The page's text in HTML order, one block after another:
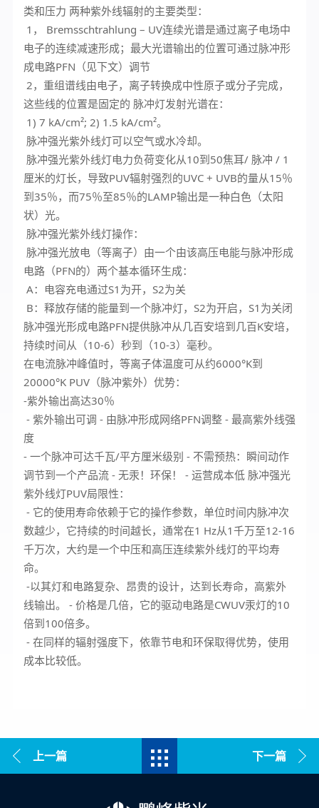
类和压力 两种紫外线辐射的主要类型：
1， Bremsschtrahlung – UV连续光谱是通过离子电场中
电子的连续减速形成；最大光谱输出的位置可通过脉冲形
成电路PFN（见下文）调节
2，重组谱线由电子，离子转换成中性原子或分子完成，
这些线的位置是固定的 脉冲灯发射光谱在：
1) 7 kA/cm²; 2) 1.5 kA/cm²。
脉冲强光紫外线灯可以空气或水冷却。
脉冲强光紫外线灯电力负荷变化从10到50焦耳/ 脉冲 / 1
厘米的灯长，导致PUV辐射强烈的UVC + UVB的量从15％
到35％，而75％至85％的LAMP输出是一种白色（太阳
状）光。
脉冲强光紫外线灯操作：
脉冲强光放电（等离子）由一个由该高压电能与脉冲形成
电路（PFN的）两个基本循环生成：
A：电容充电通过S1为开，S2为关
B：释放存储的能量到一个脉冲灯，S2为开启，S1为关闭
脉冲强光形成电路PFN提供脉冲从几百安培到几百K安培，
持续时间从（10-6）秒到（10-3）毫秒。
在电流脉冲峰值时，等离子体温度可从约6000°K到
20000°K PUV（脉冲紫外）优势：
-紫外输出高达30％
- 紫外输出可调 - 由脉冲形成网络PFN调整 - 最高紫外线强
度
- 一个脉冲可达千瓦/平方厘米级别 - 不需预热：瞬间动作
调节到一个产品流 - 无汞！环保！ - 运营成本低 脉冲强光
紫外线灯PUV局限性：
- 它的使用寿命依赖于它的操作参数，单位时间内脉冲次
数越少，它持续的时间越长，通常在1 Hz从1千万至12-16
千万次，大约是一个中压和高压连续紫外线灯的平均寿
命。
-以其灯和电路复杂、昂贵的设计，达到长寿命，高紫外
线输出。 - 价格是几倍，它的驱动电路是CWUV汞灯的10
倍到100倍多。
- 在同样的辐射强度下，依靠节电和环保取得优势，使用
成本比较低。
上一篇 下一篇